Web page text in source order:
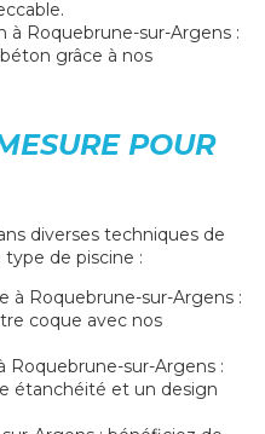
à Roquebrune-sur-Argens :
grâce à nos
POUR
diverses techniques de
de piscine :
à Roquebrune-sur-Argens :
coque avec nos
Roquebrune-sur-Argens :
étanchéité et un design